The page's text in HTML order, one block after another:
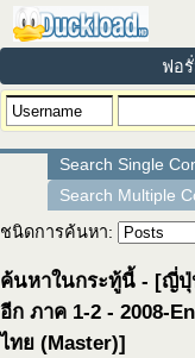
ฟอ
Search Single
Search Multiple
ชนิดการค้นหา:
ค้นหาในกระทู้นี้ - [ญี่ปุ่
อีก ภาค 1-2 - 2008-
ไทย (Master)]